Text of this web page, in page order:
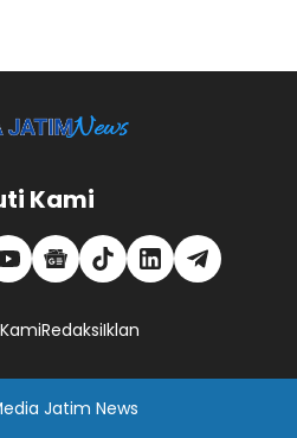
Kami
RedaksiIklan
Jatim News